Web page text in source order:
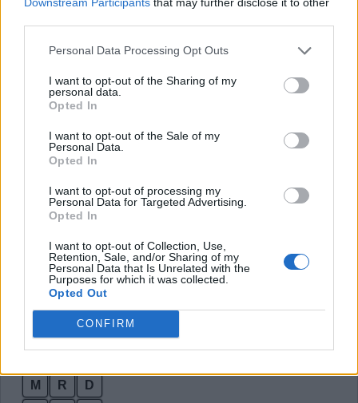
Personal Data Processing Opt Outs
I want to opt-out of the Sharing of my
personal data.
Opted In
I want to opt-out of the Sale of my
Personal Data.
Opted In
I want to opt-out of processing my
Personal Data for Targeted Advertising.
Opted In
I want to opt-out of Collection, Use,
Retention, Sale, and/or Sharing of my
Personal Data that Is Unrelated with the
Purposes for which it was collected.
Opted Out
CONFIRM
M
O D
E
O R
D
O R
T
D E
E D
E
O T
E
O D
E
O R
E
D
E
M
D
M
R
D